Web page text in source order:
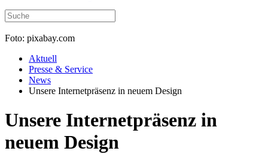
Foto: pixabay.com
Aktuell
Presse & Service
News
Unsere Internetpräsenz in neuem Design
Unsere Internetpräsenz in
neuem Design